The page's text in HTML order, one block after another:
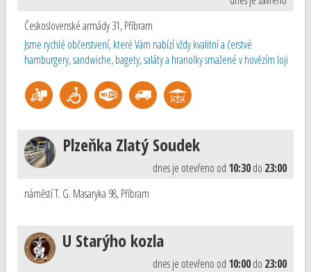
Československé armády 31,Příbram
Jsme rychlé občerstvení, které Vám nabízí vždy kvalitní a čerstvé
hamburgery, sandwiche, bagety, saláty a hranolky smažené v hovězím loji
Plzeňka Zlatý Soudek
dnes je otevřeno od 10:30do 23:00
náměstí T. G. Masaryka 98,Příbram
U Starýho kozla
dnes je otevřeno od 10:00do 23:00